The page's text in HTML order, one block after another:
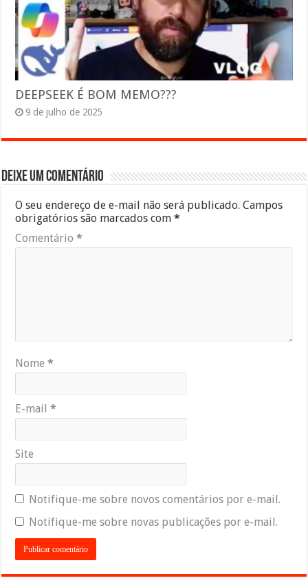
DEEPSEEK É BOM MEMO???
9 de julho de 2025
Deixe um comentário
O seu endereço de e-mail não será publicado. Campos
obrigatórios são marcados com*
Comentário*
Nome*
E-mail*
Site
Notifique-me sobre novos comentários por e-mail.
Notifique-me sobre novas publicações por e-mail.